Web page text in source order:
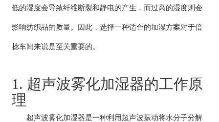
低的湿度会导致纤维断裂和静电的产生，而过高的湿度则会
影响纺织品的质量。因此，选择一种适合的加湿方案对于倍
捻车间来说是至关重要的。
1. 超声波雾化加湿器的工作原
理
超声波雾化加湿器是一种利用超声波振动将水分子分解